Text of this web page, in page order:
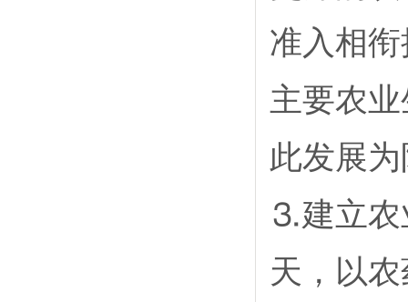
准入相
主要农
此发展
⒊建立农
天，以